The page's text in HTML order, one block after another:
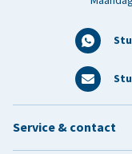
Service & contact